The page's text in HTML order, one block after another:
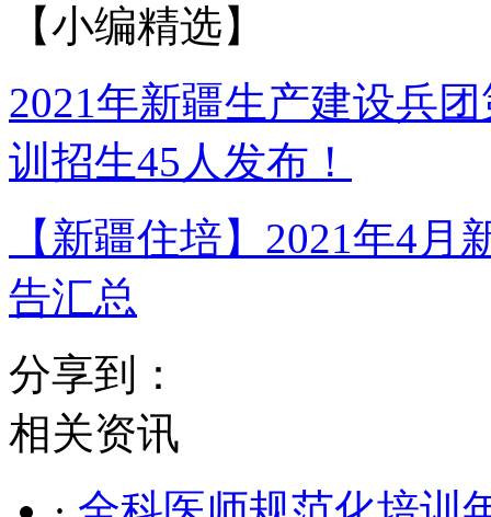
【小编精选】
2021年新疆生产建设兵
训招生45人发布！
【新疆住培】2021年4
告汇总
分享到：
相关资讯